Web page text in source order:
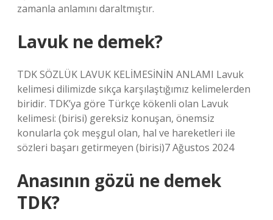
zamanla anlamını daraltmıştır.
Lavuk ne demek?
TDK SÖZLÜK LAVUK KELİMESİNİN ANLAMI Lavuk
kelimesi dilimizde sıkça karşılaştığımız kelimelerden
biridir. TDK’ya göre Türkçe kökenli olan Lavuk
kelimesi: (birisi) gereksiz konuşan, önemsiz
konularla çok meşgul olan, hal ve hareketleri ile
sözleri başarı getirmeyen (birisi)7 Ağustos 2024
Anasının gözü ne demek
TDK?